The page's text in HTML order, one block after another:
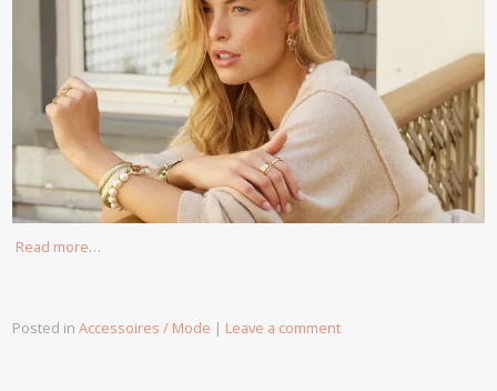
Read more…
Posted inAccessoires / Mode | Leave a comment